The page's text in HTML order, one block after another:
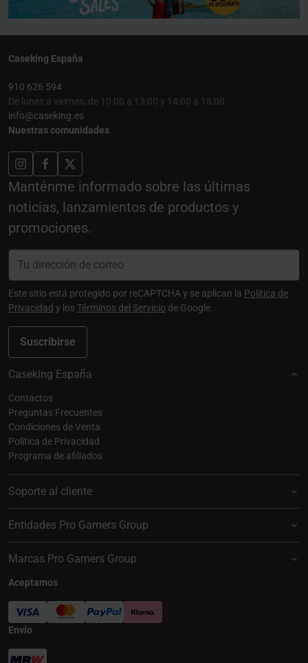
Caseking España
910 626 594
De lunes a viernes, de 10:00 a 13:00 y 14:00 a 18:00
info@caseking.es
Nuestras comunidades
Manténme informado sobre las últimas
noticias, lanzamientos de productos y
promociones.
Suscribirse
Este sitio está protegido por reCAPTCHA y se aplican la Política de
Privacidad y losTérminos del Servicio de Google.
Caseking España
Contactos
Preguntas Frecuentes
Condiciones de Venta
Política de Privacidad
Programa de afiliados
Soporte al cliente
Entidades Pro Gamers Group
Marcas Pro Gamers Group
Aceptamos
Envío